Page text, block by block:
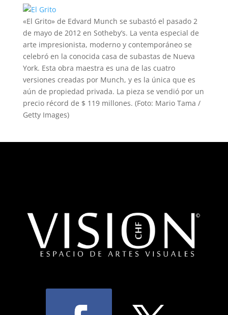
«El Grito» de Edvard Munch se subastó el pasado 2
de mayo de 2012 en Sotheby’s. La venta especial de
arte impresionista, moderno y contemporáneo se
celebró en la conocida casa de subastas de Nueva
York. Esta obra maestra es una de las cuatro
versiones creadas por Munch, y es la única que es
aún de propiedad privada. La pieza se vendió por un
precio récord de $ 119 millones. (Foto: Mario Tama /
Getty Images)